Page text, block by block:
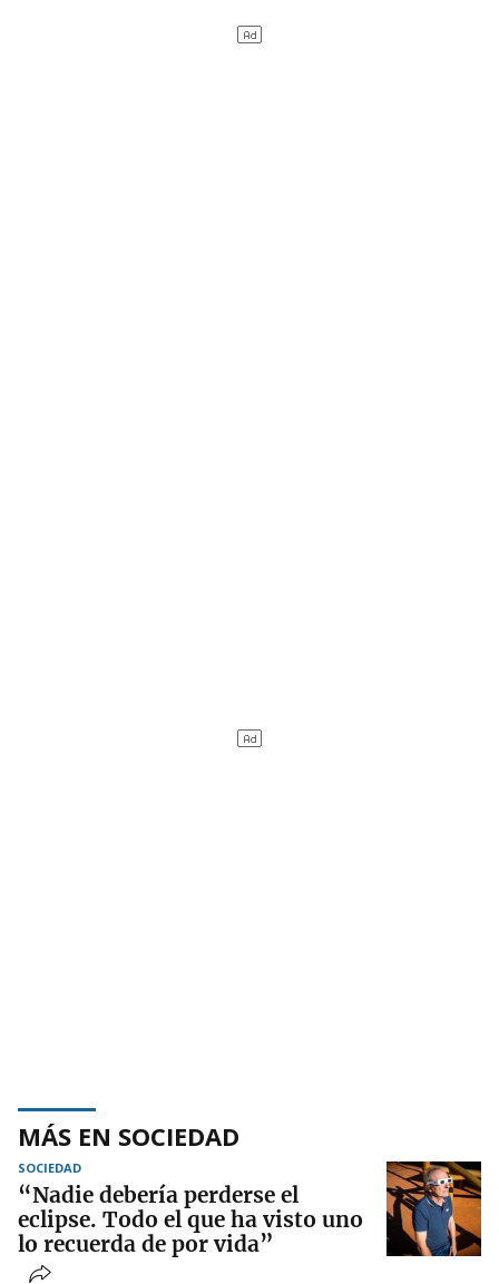
MÁS EN SOCIEDAD
SOCIEDAD
“Nadie debería perderse el
eclipse. Todo el que ha visto uno
lo recuerda de por vida”